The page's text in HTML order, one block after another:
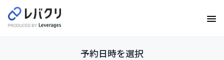
予約日時を選択
12:00